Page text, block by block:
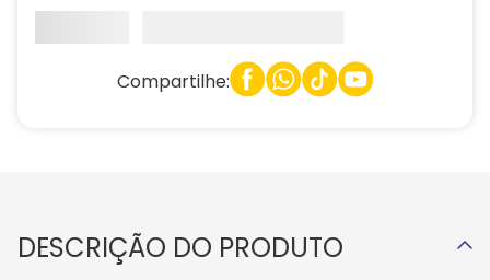
Compartilhe:
DESCRIÇÃO DO PRODUTO